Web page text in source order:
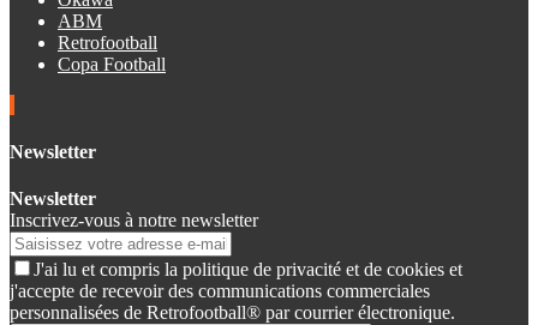
ABM
Retrofootball
Copa Football
Newsletter
Newsletter
Inscrivez-vous à notre newsletter
J'ai lu et compris la politique de privacité et de cookies et
j'accepte de recevoir des communications commerciales
personnalisées de Retrofootball® par courrier électronique.